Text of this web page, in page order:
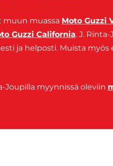
muun muassa Moto Guzzi
Guzzi California. J.
ja helposti. Muista myös
Joupilla myynnissä oleviin